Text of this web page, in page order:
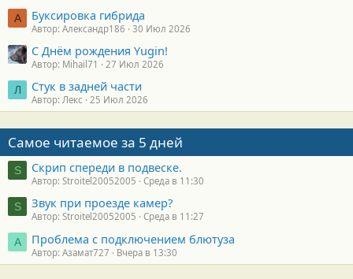
А Буксировка гибрида
Автор: Александр186 30 Июл 2026
С Днём рождения Yugin!
Автор: Mihail71 27 Июл 2026
Л Стук в задней части
Автор: Лекс 25 Июл 2026
Самое читаемое за 5 дней
S Скрип спереди в подвеске.
Автор: Stroitel20052005 Среда в 11:30
S Звук при проезде камер?
Автор: Stroitel20052005 Среда в 11:27
А Проблема с подключением блютуза
Автор: Азамат727 Вчера в 13:30